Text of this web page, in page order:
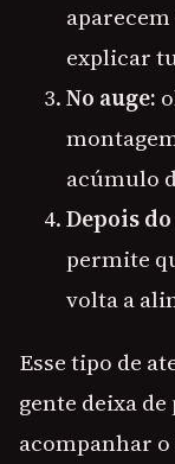
explicar
No auge:
acúmulo
Depois
permite
volta a
Esse tipo de
gente deixa
acompanhar